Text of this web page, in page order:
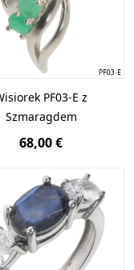
PF03-E z
Szmaragdem
68,00 €